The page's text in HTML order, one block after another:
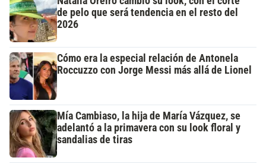
de pelo que será tendencia en el resto del
2026
Cómo era la especial relación de Antonela
Roccuzzo con Jorge Messi más allá de Lionel
Mía Cambiaso, la hija de María Vázquez, se
adelantó a la primavera con su look floral y
sandalias de tiras